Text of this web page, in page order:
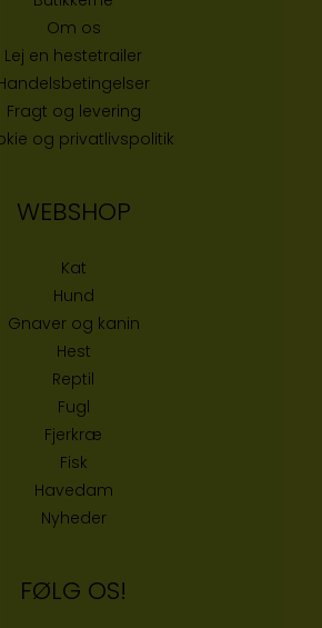
Om os
Lej en hestetrailer
Fragt og levering
og privatlivspolitik
WEBSHOP
Kat
Hund
Gnaver og kanin
Hest
Reptil
Fugl
Fjerkræ
Fisk
Havedam
Nyheder
FØLG OS!